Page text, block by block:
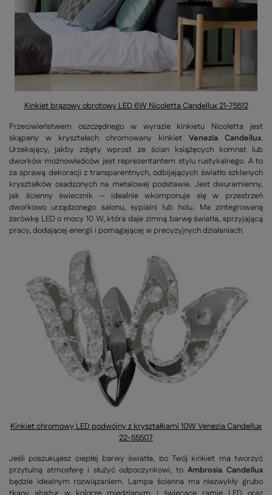
Kinkiet brązowy obrotowy LED 6W Nicoletta Candellux 21-75512
Przeciwieństwem oszczędnego w wyrazie kinkietu Nicoletta jest
skąpany w kryształach chromowany kinkiet Venezia Candellux.
Urzekający, jakby zdjęty wprost ze ścian książęcych komnat lub
dworków możnowładców jest reprezentantem stylu rustykalnego. A to
za sprawą dekoracji z transparentnych, odbijających światło szklanych
kryształków osadzonych na metalowej podstawie. Jest dwuramienny,
jak ścienny świecznik – idealnie wkomponuje się w przestrzeń
dworkowo urządzonego salonu, sypialni lub holu. Ma zintegrowaną
żarówkę LED o mocy 10 W, która daje zimną barwę światła, sprzyjającą
pracy, dodającej energii i pomagającej w precyzyjnych działaniach.
Kinkiet chromowy LED podwójny z kryształkami 10W Venezia Candellux
22-55507
Jeśli poszukujesz ciepłej barwy światła, bo Twój kinkiet ma tworzyć
przytulną atmosferę i służyć odpoczynkowi, toAmbrosia Candellux
będzie idealnym rozwiązaniem. Lampa ścienna ma niezwykły grubo